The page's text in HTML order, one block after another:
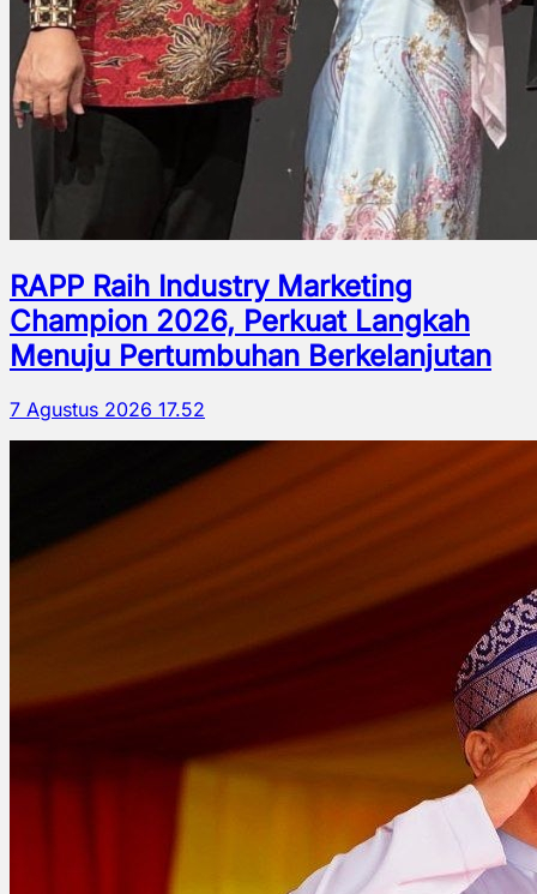
RAPP Raih Industry Marketing
Champion 2026, Perkuat Langkah
Menuju Pertumbuhan Berkelanjutan
7 Agustus 2026 17.52